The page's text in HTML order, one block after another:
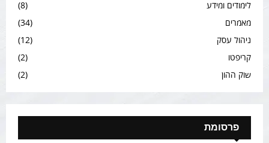
לימודים ומידע
(8)
מאמרים
(34)
ניהול עסק
(12)
קריפטו
(2)
שוק ההון
(2)
פרסומת